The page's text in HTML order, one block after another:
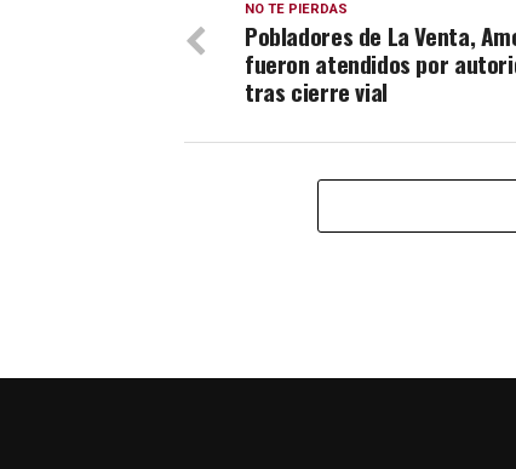
NO TE PIERDAS
Pobladores de La Venta,
fueron atendidos por
tras cierre vial